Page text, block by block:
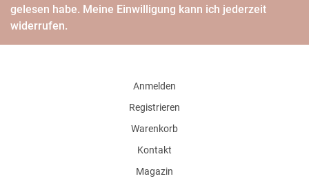
gelesen habe. Meine Einwilligung kann ich jederzeit
widerrufen.
Anmelden
Registrieren
Warenkorb
Kontakt
Magazin